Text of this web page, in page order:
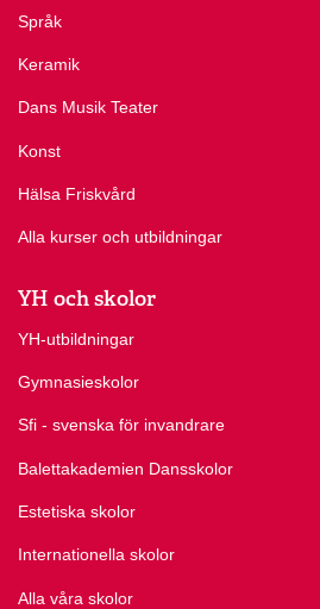
Språk
Keramik
Dans Musik Teater
Konst
Hälsa Friskvård
Alla kurser och utbildningar
YH och skolor
YH-utbildningar
Gymnasieskolor
Sfi - svenska för invandrare
Balettakademien Dansskolor
Estetiska skolor
Internationella skolor
Alla våra skolor